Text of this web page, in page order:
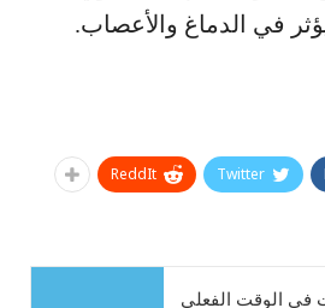
في الدماغ والأعصاب.
Twitter
ReddIt
في الوقت الفعلي